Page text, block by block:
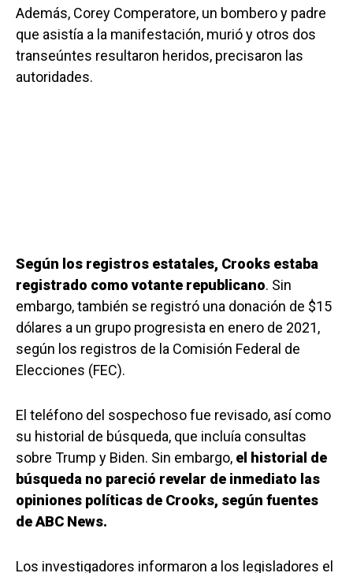
Además, Corey Comperatore, un bombero y padre
que asistía a la manifestación, murió y otros dos
transeúntes resultaron heridos, precisaron las
autoridades.
Según los registros estatales, Crooks estaba
registrado como votante republicano. Sin
embargo, también se registró una donación de $15
dólares a un grupo progresista en enero de 2021,
según los registros de la Comisión Federal de
Elecciones (FEC).
El teléfono del sospechoso fue revisado, así como
su historial de búsqueda, que incluía consultas
sobre Trump y Biden. Sin embargo, el historial de
búsqueda no pareció revelar de inmediato las
opiniones políticas de Crooks, según fuentes
de ABC News.
Los investigadores informaron a los legisladores el